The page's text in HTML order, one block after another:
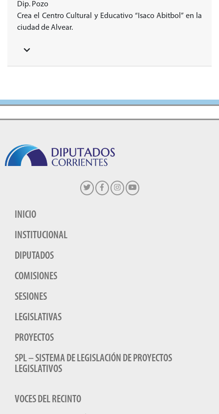
Dip. Pozo
Crea el Centro Cultural y Educativo “Isaco Abitbol” en la
ciudad de Alvear.
INICIO
INSTITUCIONAL
DIPUTADOS
COMISIONES
SESIONES
LEGISLATIVAS
PROYECTOS
SPL – SISTEMA DE LEGISLACIÓN DE PROYECTOS
LEGISLATIVOS
VOCES DEL RECINTO